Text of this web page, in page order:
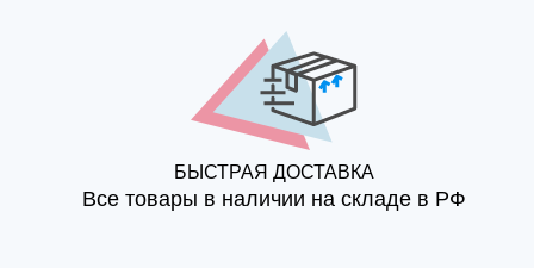
БЫСТРАЯ ДОСТАВКА
Все товары в наличии на складе в РФ